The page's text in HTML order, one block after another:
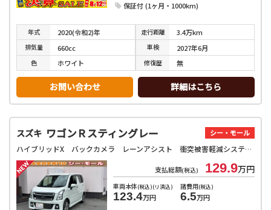
保証付 (1ヶ月・1000km)
年式 2020(令和2)年 走行距離 3.4万km
排気量 660cc 車検 2027年6月
色 ホワイト 修復歴 無
お問い合わせ 詳細はこちら
スズキ ワゴンＲスティングレー シー・モール
ハイブリッドX バックカメラ レーンアシスト 衝突被害軽減システム オートライト スマートキー アイドリングストップ 電動格納ミラー シートヒーター ベンチシート CVT ESC アルミホイール エアコン
支払総額(税込) 129.9万円
車両本体(税込)(リ済込)
123.4万円
諸費用(税込)
6.5万円